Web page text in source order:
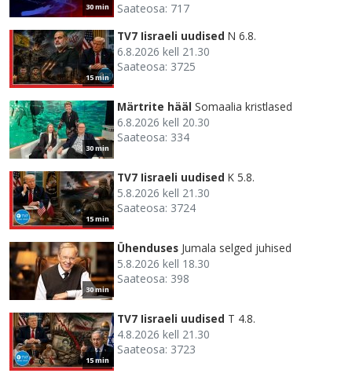
30 min
Saateosa: 717
15 min
TV7 Iisraeli uudised N 6.8.
6.8.2026 kell 21.30
Saateosa: 3725
30 min
Märtrite hääl Somaalia kristlased
6.8.2026 kell 20.30
Saateosa: 334
15 min
TV7 Iisraeli uudised K 5.8.
5.8.2026 kell 21.30
Saateosa: 3724
30 min
Ühenduses Jumala selged juhised
5.8.2026 kell 18.30
Saateosa: 398
15 min
TV7 Iisraeli uudised T 4.8.
4.8.2026 kell 21.30
Saateosa: 3723